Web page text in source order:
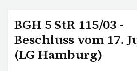
BGH 5 StR 115/03 -
Beschluss vom 17.
(LG Hamburg)